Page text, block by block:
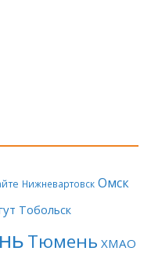
Нижневартовск Омск
Тобольск
Тюмень ХМАО